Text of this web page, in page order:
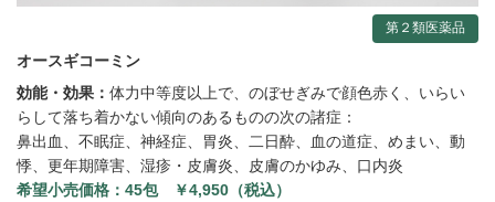
第２類医薬品
オースギコーミン
効能・効果： 体力中等度以上で、のぼせぎみで顔色赤く、いらい
らして落ち着かない傾向のあるものの次の諸症：
鼻出血、不眠症、神経症、胃炎、二日酔、血の道症、めまい、動
悸、更年期障害、湿疹・皮膚炎、皮膚のかゆみ、口内炎
希望小売価格： 45包 ￥4,950（税込）